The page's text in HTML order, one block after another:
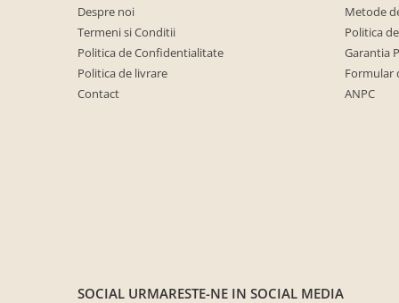
Scaune de gradina
Seturi de gradina
Despre noi
Termeni si Conditii
Politica de Confidentialitate
Politica de livrare
Contact
Metode
Politica
Garantia
Formular
ANPC
SOCIAL URMARESTE-NE IN SOCIAL MEDIA